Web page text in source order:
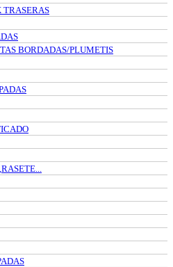
TRASERAS
BORDADAS/PLUMETIS